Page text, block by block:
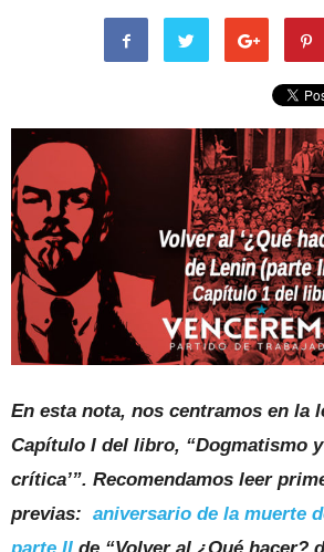
En esta nota, nos centramos en la
Capítulo I del libro, “Dogmatismo
crítica’”. Recomendamos leer
previas: aniversario de la muerte